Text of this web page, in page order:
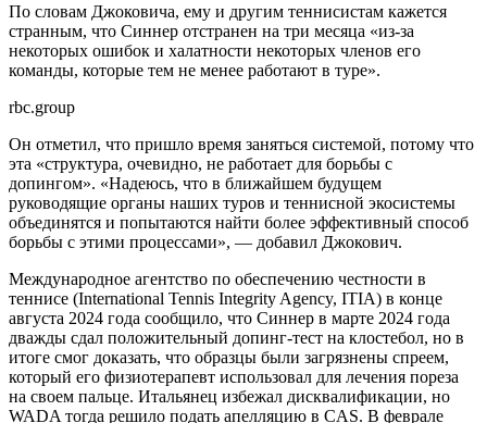
По словам Джоковича, ему и другим теннисистам кажется
странным, что Синнер отстранен на три месяца «из-за
некоторых ошибок и халатности некоторых членов его
команды, которые тем не менее работают в туре».
rbc.group
Он отметил, что пришло время заняться системой, потому что
эта «структура, очевидно, не работает для борьбы с
допингом». «Надеюсь, что в ближайшем будущем
руководящие органы наших туров и теннисной экосистемы
объединятся и попытаются найти более эффективный способ
борьбы с этими процессами», — добавил Джокович.
Международное агентство по обеспечению честности в
теннисе (International Tennis Integrity Agency, ITIA) в конце
августа 2024 года сообщило, что Синнер в марте 2024 года
дважды сдал положительный допинг-тест на клостебол, но в
итоге смог доказать, что образцы были загрязнены спреем,
который его физиотерапевт использовал для лечения пореза
на своем пальце. Итальянец избежал дисквалификации, но
WADA тогда решило подать апелляцию в CAS. В феврале